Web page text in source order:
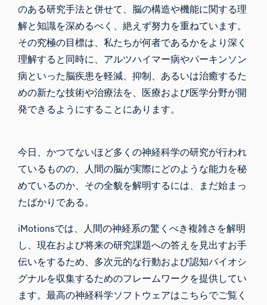
のある研究手法と併せて、脳の構造や機能に関する理
解と知識を深めるべく、絶えず努力を重ねています。
その究極の目標は、私たちが何者であるかをより深く
理解すると同時に、アルツハイマー病やパーキンソン
病といった脳疾患を軽減、抑制、あるいは治癒するた
めの新たな技術や治療法を、医療および医学分野が開
発できるようにすることにあります。
今日、かつてないほど多くの神経科学の研究が行われ
ているものの、人間の脳が実際にどのような能力を秘
めているのか、その全貌を解明するには、まだ始まっ
たばかりである。
iMotionsでは、人間の神経系の驚くべき複雑さを解明
し、現在および将来の研究課題への答えを見出すお手
伝いをするため、多次元的な行動および認知バイオシ
グナルを収集するためのフレームワークを提供してい
ます。最高の神経科学ソフトウェアはこちらでご覧く